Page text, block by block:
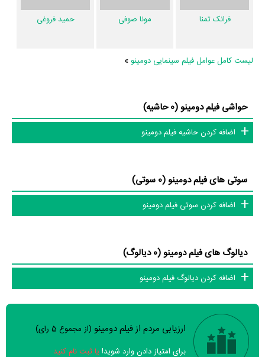
فرانک تمنا مونا صوفی حمید فروغی
لیست کامل عوامل فیلم سینمایی دومینو»
حواشی فیلم دومینو (0 حاشیه)
اضافه کردن حاشیه فیلم دومینو
سوتی های فیلم دومینو (0 سوتی)
اضافه کردن سوتی فیلم دومینو
دیالوگ های فیلم دومینو (0 دیالوگ)
اضافه کردن دیالوگ فیلم دومینو
سوالات نظرسنجی ( 8 سوال)ارزیابی مردم از فیلم دومینو (از مجموع 5 رای)
برای امتیاز دادن وارد شوید! یا ثبت نام کنید